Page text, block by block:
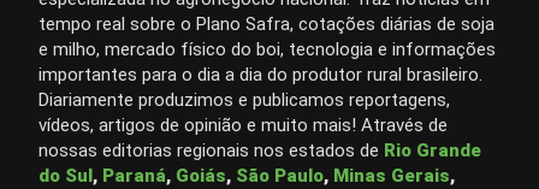
tempo real sobre o Plano Safra, cotações diárias de soja
e milho, mercado físico do boi, tecnologia e informações
importantes para o dia a dia do produtor rural brasileiro.
Diariamente produzimos e publicamos reportagens,
vídeos, artigos de opinião e muito mais! Através de
nossas editorias regionais nos estados de Rio Grande
do Sul, Paraná, Goiás, São Paulo, Minas Gerais,